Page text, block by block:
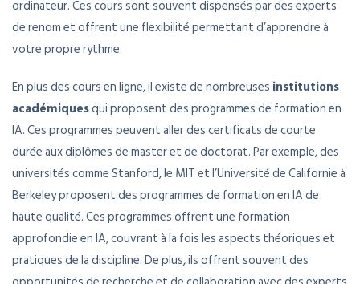
ordinateur. Ces cours sont souvent dispensés par des experts
de renom et offrent une flexibilité permettant d’apprendre à
votre propre rythme.
En plus des cours en ligne, il existe de nombreuses institutions
académiquesqui proposent des programmes de formation en
IA. Ces programmes peuvent aller des certificats de courte
durée aux diplômes de master et de doctorat. Par exemple, des
universités comme Stanford, le MIT et l’Université de Californie à
Berkeley proposent des programmes de formation en IA de
haute qualité. Ces programmes offrent une formation
approfondie en IA, couvrant à la fois les aspects théoriques et
pratiques de la discipline. De plus, ils offrent souvent des